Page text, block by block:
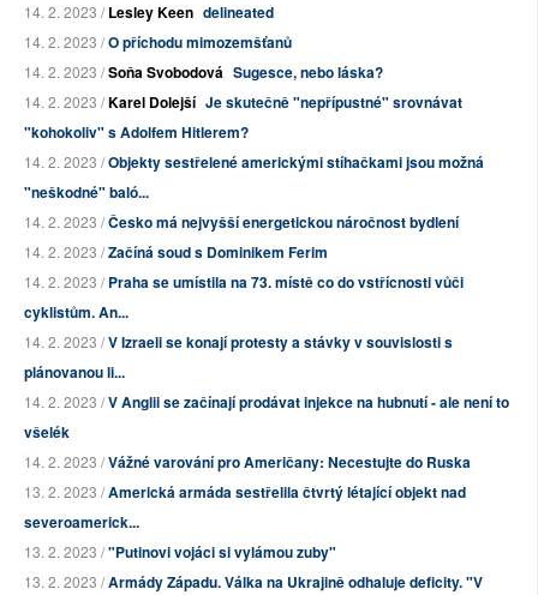
14. 2. 2023 /Lesley Keen delineated
14. 2. 2023 /O příchodu mimozemšťanů
14. 2. 2023 /Soňa Svobodová Sugesce, nebo láska?
14. 2. 2023 /Karel Dolejší Je skutečně "nepřípustné" srovnávat
"kohokoliv" s Adolfem Hitlerem?
14. 2. 2023 /Objekty sestřelené americkými stíhačkami jsou možná
"neškodné" baló...
14. 2. 2023 /Česko má nejvyšší energetickou náročnost bydlení
14. 2. 2023 /Začíná soud s Dominikem Ferim
14. 2. 2023 /Praha se umístila na 73. místě co do vstřícnosti vůči
cyklistům. An...
14. 2. 2023 /V Izraeli se konají protesty a stávky v souvislosti s
plánovanou li...
14. 2. 2023 /V Anglii se začínají prodávat injekce na hubnutí - ale není to
všelék
14. 2. 2023 /Vážné varování pro Američany: Necestujte do Ruska
13. 2. 2023 /Americká armáda sestřelila čtvrtý létající objekt nad
severoamerick...
13. 2. 2023 /"Putinovi vojáci si vylámou zuby"
13. 2. 2023 /Armády Západu. Válka na Ukrajině odhaluje deficity. "V